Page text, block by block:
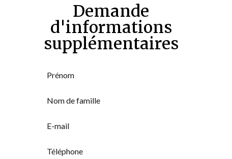
Demande
d'informations
supplémentaires